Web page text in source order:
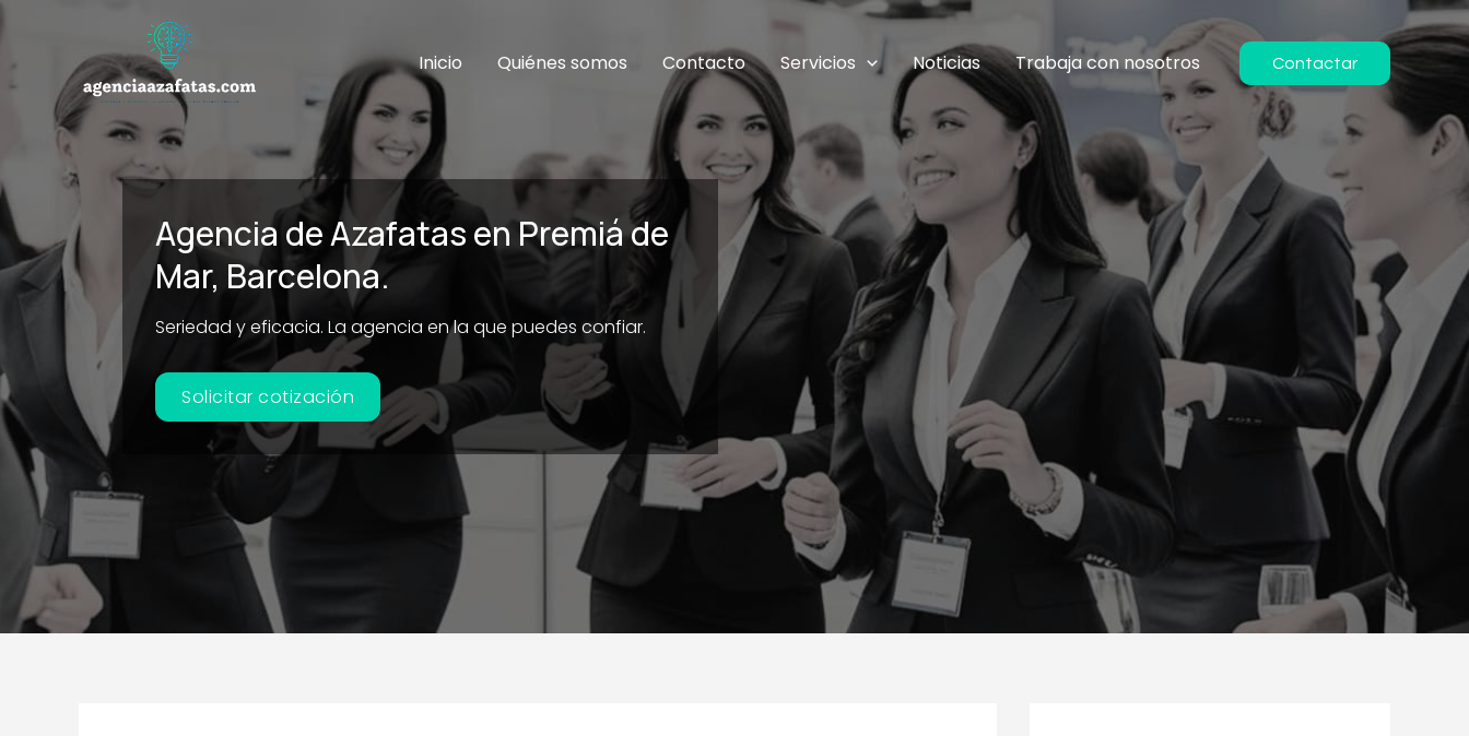
contenido
Inicio Quiénes somos Contacto Servicios Noticias Trabaja con nosotros Contactar
Agencia de Azafatas en Premiá de
Mar, Barcelona.
Seriedad y eficacia. La agencia en la que puedes confiar.
Solicitar cotización